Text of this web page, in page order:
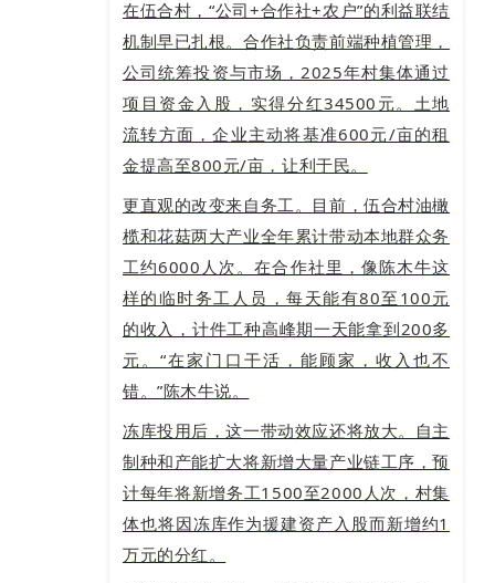
在伍合村，“公司+合作社+农户”的利益联结
机制早已扎根。合作社负责前端种植管理，
公司统筹投资与市场，2025年村集体通过
项目资金入股，实得分红34500元。土地
流转方面，企业主动将基准600元/亩的租
金提高至800元/亩，让利于民。
更直观的改变来自务工。目前，伍合村油橄
榄和花菇两大产业全年累计带动本地群众务
工约6000人次。在合作社里，像陈木牛这
样的临时务工人员，每天能有80至100元
的收入，计件工种高峰期一天能拿到200多
元。“在家门口干活，能顾家，收入也不
错。”陈木牛说。
冻库投用后，这一带动效应还将放大。自主
制种和产能扩大将新增大量产业链工序，预
计每年将新增务工1500至2000人次，村集
体也将因冻库作为援建资产入股而新增约1
万元的分红。